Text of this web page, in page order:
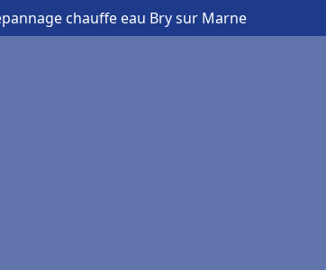
chauffe eau Bry sur Marne